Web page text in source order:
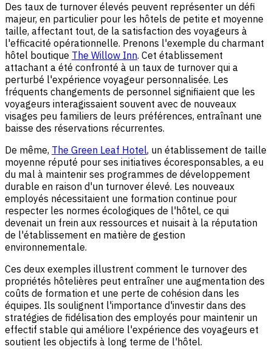
Des taux de turnover élevés peuvent représenter un défi
majeur, en particulier pour les hôtels de petite et moyenne
taille, affectant tout, de la satisfaction des voyageurs à
l'efficacité opérationnelle. Prenons l'exemple du charmant
hôtel boutique The Willow Inn. Cet établissement
attachant a été confronté à un taux de turnover qui a
perturbé l'expérience voyageur personnalisée. Les
fréquents changements de personnel signifiaient que les
voyageurs interagissaient souvent avec de nouveaux
visages peu familiers de leurs préférences, entraînant une
baisse des réservations récurrentes.
De même, The Green Leaf Hotel, un établissement de taille
moyenne réputé pour ses initiatives écoresponsables, a eu
du mal à maintenir ses programmes de développement
durable en raison d'un turnover élevé. Les nouveaux
employés nécessitaient une formation continue pour
respecter les normes écologiques de l'hôtel, ce qui
devenait un frein aux ressources et nuisait à la réputation
de l'établissement en matière de gestion
environnementale.
Ces deux exemples illustrent comment le turnover des
propriétés hôtelières peut entraîner une augmentation des
coûts de formation et une perte de cohésion dans les
équipes. Ils soulignent l'importance d'investir dans des
stratégies de fidélisation des employés pour maintenir un
effectif stable qui améliore l'expérience des voyageurs et
soutient les objectifs à long terme de l'hôtel.